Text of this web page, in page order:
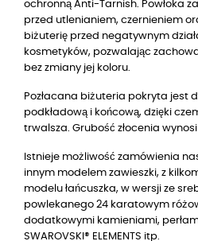
ochronną Anti-Tarnish. Powłoka
przed utlenianiem, czernieniem
biżuterię przed negatywnym
kosmetyków, pozwalając
bez zmiany jej koloru.
Pozłacana biżuteria pokryta jest
podkładową i końcową, dzięki
trwalsza. Grubość złocenia
Istnieje możliwość zamówienia
innym modelem zawieszki, z
modelu łańcuszka, w wersji ze
powlekanego 24 karatowym
dodatkowymi kamieniami,
SWAROVSKI® ELEMENTS itp.